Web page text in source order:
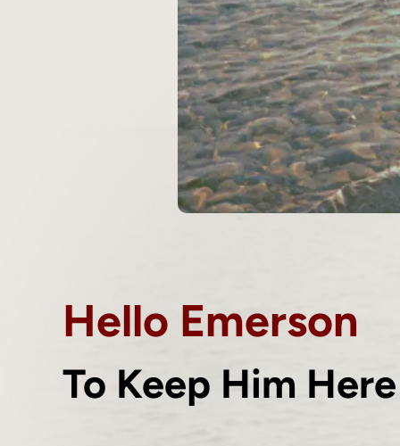
Hello Emerson
To Keep Him